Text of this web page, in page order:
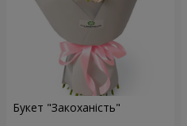
Букет "Закоханість"